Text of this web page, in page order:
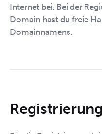
Internet bei. Bei der
Domain hast du freie
Domainnamens.
Registrierung